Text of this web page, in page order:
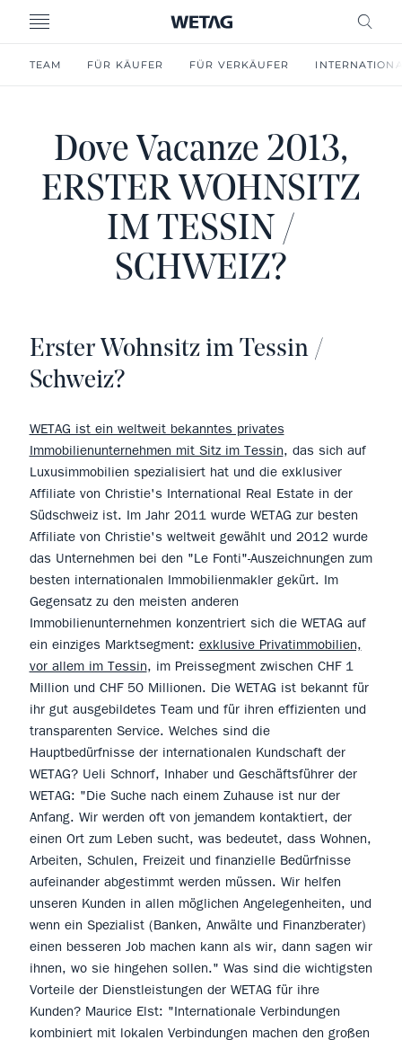
MENU
TEAM FÜR KÄUFER FÜR VERKÄUFER
Dove Vacanze 2013,
ERSTER WOHNSITZ
IM TESSIN /
SCHWEIZ?
Erster Wohnsitz im Tessin /
Schweiz?
WETAG ist ein weltweit bekanntes privates
Immobilienunternehmen mit Sitz im Tessin, das sich auf
Luxusimmobilien spezialisiert hat und die exklusiver
Affiliate von Christie's International Real Estate in der
Südschweiz ist. Im Jahr 2011 wurde WETAG zur besten
Affiliate von Christie's weltweit gewählt und 2012 wurde
das Unternehmen bei den "Le Fonti"-Auszeichnungen zum
besten internationalen Immobilienmakler gekürt. Im
Gegensatz zu den meisten anderen
Immobilienunternehmen konzentriert sich die WETAG auf
ein einziges Marktsegment: exklusive Privatimmobilien,
vor allem im Tessin, im Preissegment zwischen CHF 1
Million und CHF 50 Millionen. Die WETAG ist bekannt für
ihr gut ausgebildetes Team und für ihren effizienten und
transparenten Service. Welches sind die
Hauptbedürfnisse der internationalen Kundschaft der
WETAG? Ueli Schnorf, Inhaber und Geschäftsführer der
WETAG: "Die Suche nach einem Zuhause ist nur der
Anfang. Wir werden oft von jemandem kontaktiert, der
einen Ort zum Leben sucht, was bedeutet, dass Wohnen,
Arbeiten, Schulen, Freizeit und finanzielle Bedürfnisse
aufeinander abgestimmt werden müssen. Wir helfen
unseren Kunden in allen möglichen Angelegenheiten, und
wenn ein Spezialist (Banken, Anwälte und Finanzberater)
einen besseren Job machen kann als wir, dann sagen wir
ihnen, wo sie hingehen sollen." Was sind die wichtigsten
Vorteile der Dienstleistungen der WETAG für ihre
Kunden? Maurice Elst: "Internationale Verbindungen
kombiniert mit lokalen Verbindungen machen den großen